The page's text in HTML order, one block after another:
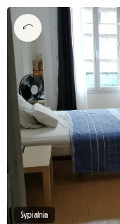
Sypialnia